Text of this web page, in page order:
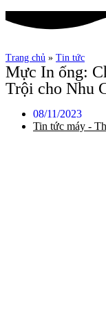
Trang chủ » Tin tức
Mực In ống:
Trội cho Nhu
08/11/2023
Tin tức máy -